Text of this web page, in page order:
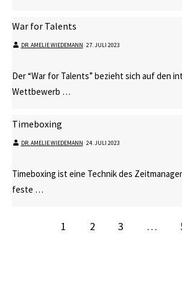
War for Talents
DR. AMELIE WIEDEMANN⋅ 27. JULI 2023
Der “War for Talents” bezieht sich auf den
Wettbewerb …
Timeboxing
DR. AMELIE WIEDEMANN⋅ 24. JULI 2023
Timeboxing ist eine Technik des
feste …
1 2 3 …